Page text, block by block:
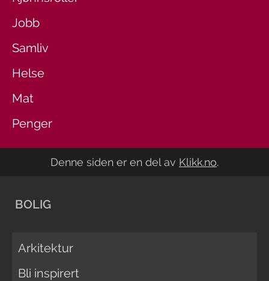
Jobb
Samliv
Helse
Mat
Penger
Denne siden er en del av Klikk.no.
BOLIG
Arkitektur
Bli inspirert